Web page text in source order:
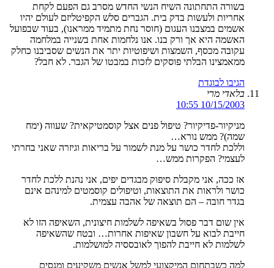
בשורה התחתונה השיח הנשי החדש מסרב גם הפעם לקחת
אחריות ולעשות בדק בית. הגברים סלש הקפיטליזם לעולם יהיו
אשמים במצבנו העגום (חוסר נחת מתמיד ממראנו), בעוד שבפועל
האשמה היא אך ורק בנו. אנו נלחמות אחת בשנייה במלחמה
עקובה מכסף, השמצות ושיפוטיות יתר את הנשים שסביבנו כחלק
ממאמצינו הבלתי פוסקים לזכות במבטו של הגבר. לא חבל?
הגיבו לבוגדת
בלאדי מרי
10/15/2003 10:55
מניקיור-פדיקיור? טיפול פנים אצל קוסמטיקאית? שעווה (ימח
שמה)? ממש נורא…
וללכת לחדר כושר על מנת לשמור על בריאות וגיזרה שאני בחרתי
לעצמי? הפקרות ממש…
אז ככה, אני מקבלת סיפוק מבגדים יפים, אני נהנת ללכת לחדר
כושר ולראות את התוצאות, וטיפולים קוסמטים למינהם אינם
בגדר חובה – הם תוצאה של אהבה עצמית.
אין שום דבר פסול בשאיפה לשלמות חיצונית, השאיפה הזו לא
חייבת לבוא על חשבון שאיפות אחרות… ובטח שהשאיפה
לשלמות לא חייבת להפוך לאובססיה למושלמות.
למה כשבתחום המיקצועי למשל אנשים משקיעים ומנסים